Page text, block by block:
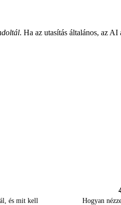
. Ha az utasítás általános, az
és mit kell
Hogyan